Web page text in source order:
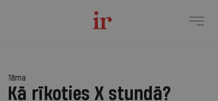
Tēma
Kā rīkoties X stundā?